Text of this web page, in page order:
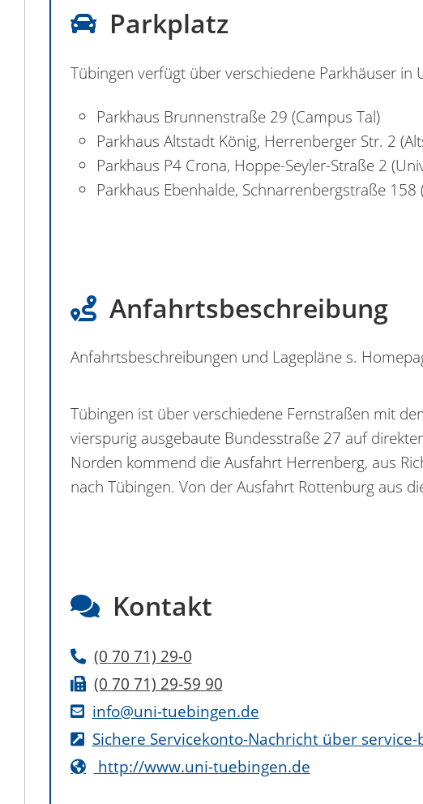
Parkplatz
Tübingen verfügt über verschiedene Parkhäuser in
Parkhaus Brunnenstraße 29 (Campus Tal)
Parkhaus Altstadt König, Herrenberger Str. 2
Parkhaus P4 Crona, Hoppe-Seyler-Straße 2
Parkhaus Ebenhalde, Schnarrenbergstraße
Anfahrtsbeschreibung
Anfahrtsbeschreibungen und Lagepläne s.
Tübingen ist über verschiedene Fernstraßen mit
vierspurig ausgebaute Bundesstraße 27 auf
Norden kommend die Ausfahrt Herrenberg, aus
nach Tübingen. Von der Ausfahrt Rottenburg aus
Kontakt
(0 70 71) 29-0
(0 70 71) 29-59 90
info@uni-tuebingen.de
Sichere Servicekonto-Nachricht über
http://www.uni-tuebingen.de